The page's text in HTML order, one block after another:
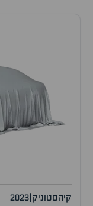
קיהסטוניק 2023